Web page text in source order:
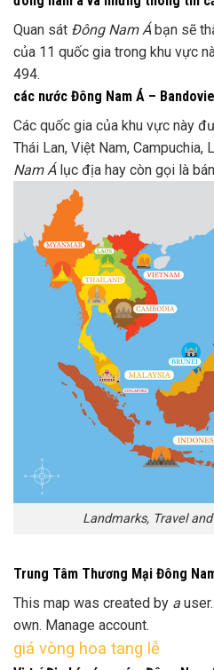
Quan sát Đông Nam Á bạn sẽ
của 11 quốc gia trong khu vực
494.
các nước Đông Nam Á –
Các quốc gia của khu vực này
Thái Lan, Việt Nam, Campuchia,
Nam Á lục địa hay còn gọi là
Landmarks, Travel
Trung Tâm Thương Mại Đông
This map was created by a
own. Manage account.
giá vòng hoa tang lễ